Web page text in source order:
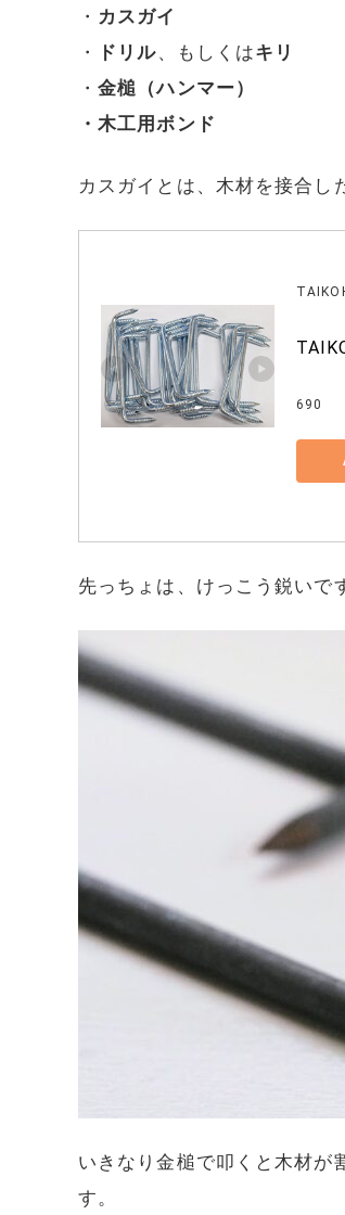
・ カスガイ
・
ドリル、もしくはキリ
・金槌（ハンマー）
・木工用ボンド
カスガイとは、木材を接合し
690
先っちょは、けっこう鋭いで
いきなり金槌で叩くと木材が
す。